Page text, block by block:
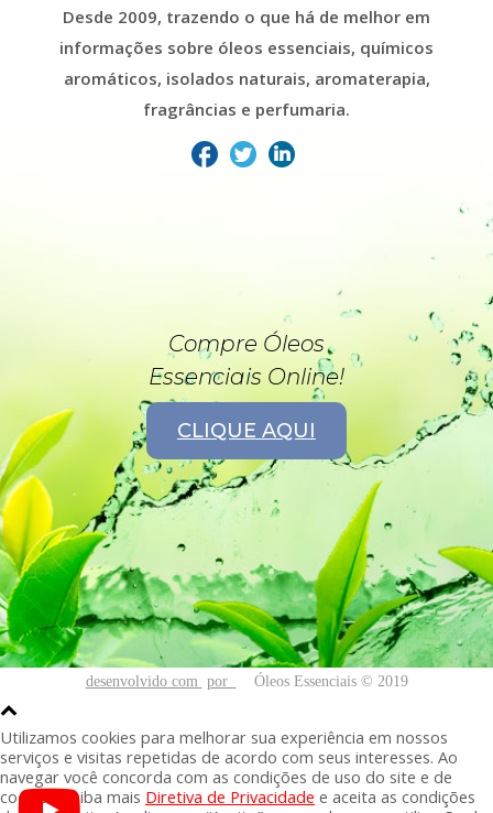
Desde 2009, trazendo o que há de melhor em
informações sobre óleos essenciais, químicos
aromáticos, isolados naturais, aromaterapia,
fragrâncias e perfumaria.
Compre Óleos
Essenciais Online!
CLIQUE AQUI
desenvolvido com por Óleos Essenciais © 2019
Utilizamos cookies para melhorar sua experiência em nossos
serviços e visitas repetidas de acordo com seus interesses. Ao
navegar você concorda com as condições de uso do site e de
cookies. Saiba mais Diretiva de Privacidade e aceita as condições